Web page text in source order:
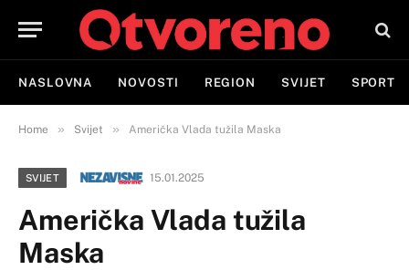
NASLOVNA NOVOSTI REGION SVIJET SPORT
Home » Svijet » Američka Vlada tužila Maska
SVIJET 15.01.2025
Američka Vlada tužila
Maska